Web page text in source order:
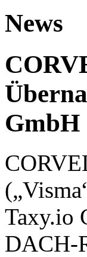
News
GmbH
Taxy.io
DACH-